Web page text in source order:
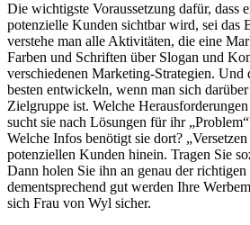
Die wichtigste Voraussetzung dafür, dass
potenzielle Kunden sichtbar wird, sei das
verstehe man alle Aktivitäten, die eine
Farben und Schriften über Slogan und
verschiedenen Marketing-Strategien. Und
besten entwickeln, wenn man sich
Zielgruppe ist. Welche
sucht sie nach Lösungen für ihr
Welche Infos benötigt sie dort?
potenziellen Kunden hinein. Tragen Sie
Dann holen Sie ihn an genau der richtigen
dementsprechend gut werden Ihre
sich Frau von Wyl sicher.